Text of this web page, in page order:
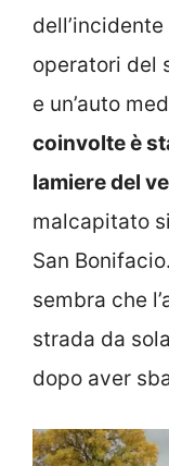
operatori del
e un’auto
coinvolte è
lamiere del
malcapitato
San
sembra che
strada da
dopo aver